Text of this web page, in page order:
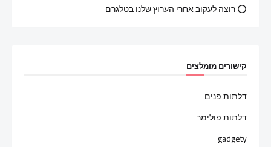
⭕ רוצה לעקוב אחרי הערוץ שלנו בטלגרם
קישורים מומלצים
דלתות פנים
דלתות פולימר
gadgety